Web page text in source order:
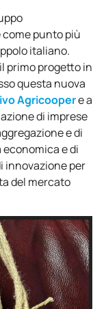
punto più
italiano.
primo progetto in
questa nuova
Agricoopere a
di imprese
e di
e di
innovazione per
del mercato